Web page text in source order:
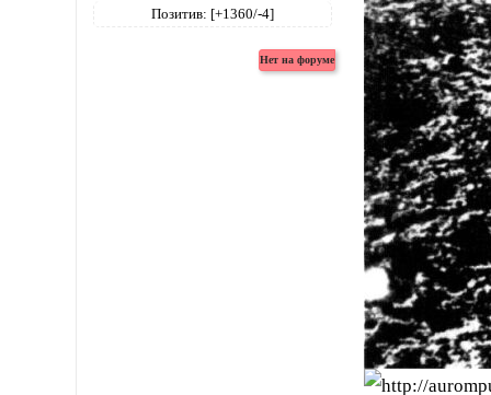
Позитив: [+1360/-4]